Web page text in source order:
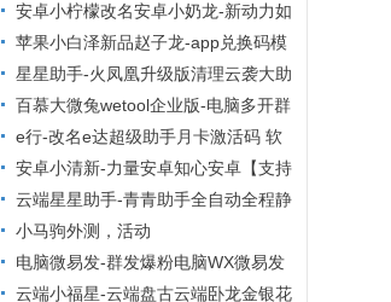
安卓小柠檬改名安卓小奶龙-新动力如
意安卓安卓多开分身
苹果小白泽新品赵子龙-app兑换码模
式激活码/苹果tf兑换模式
星星助手-火凤凰升级版清理云袭大助
手老绵羊管家清理系列后台无限码【老
绵羊管家清理僵尸粉清理通
百慕大微兔wetool企业版-电脑多开群
发爆粉群管
e行-改名e达超级助手月卡激活码 软
件定位-支持钉钉虚拟定位任意多开
安卓小清新-力量安卓知心安卓【支持
鸿蒙转发朋友圈虚拟定位万群同步】
云端星星助手-青青助手全自动全程静
默清理僵尸粉
小马驹外测，活动
电脑微易发-群发爆粉电脑WX微易发
特供版年卡带朋友圈功能
云端小福星-云端盘古云端卧龙金银花